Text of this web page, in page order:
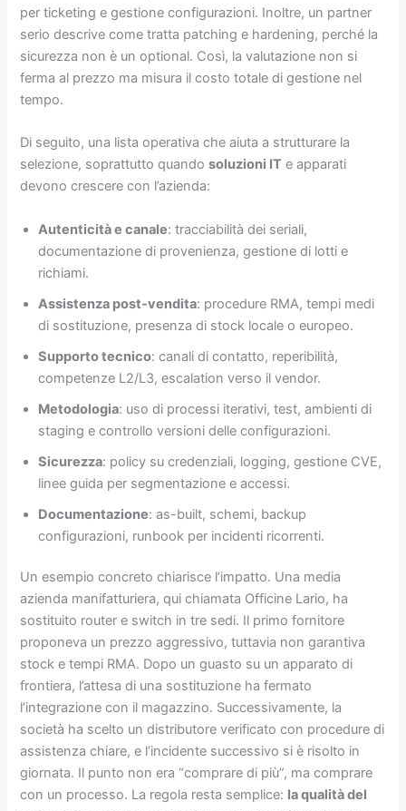
per ticketing e gestione configurazioni. Inoltre, un partner
serio descrive come tratta patching e hardening, perché la
sicurezza non è un optional. Così, la valutazione non si
ferma al prezzo ma misura il costo totale di gestione nel
tempo.
Di seguito, una lista operativa che aiuta a strutturare la
selezione, soprattutto quandosoluzioni IT e apparati
devono crescere con l’azienda:
Autenticità e canale: tracciabilità dei seriali,
documentazione di provenienza, gestione di lotti e
richiami.
Assistenza post-vendita: procedure RMA, tempi medi
di sostituzione, presenza di stock locale o europeo.
Supporto tecnico: canali di contatto, reperibilità,
competenze L2/L3, escalation verso il vendor.
Metodologia: uso di processi iterativi, test, ambienti di
staging e controllo versioni delle configurazioni.
Sicurezza: policy su credenziali, logging, gestione CVE,
linee guida per segmentazione e accessi.
Documentazione: as-built, schemi, backup
configurazioni, runbook per incidenti ricorrenti.
Un esempio concreto chiarisce l’impatto. Una media
azienda manifatturiera, qui chiamata Officine Lario, ha
sostituito router e switch in tre sedi. Il primo fornitore
proponeva un prezzo aggressivo, tuttavia non garantiva
stock e tempi RMA. Dopo un guasto su un apparato di
frontiera, l’attesa di una sostituzione ha fermato
l’integrazione con il magazzino. Successivamente, la
società ha scelto un distributore verificato con procedure di
assistenza chiare, e l’incidente successivo si è risolto in
giornata. Il punto non era “comprare di più”, ma comprare
con un processo. La regola resta semplice: la qualità del